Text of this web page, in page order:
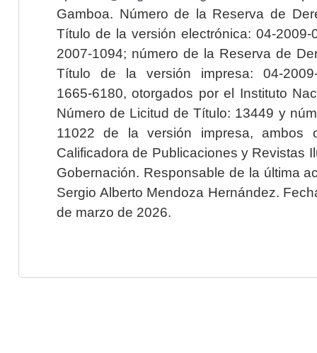
Gamboa. Número de la Reserva de
Título de la versión electrónica: 04-2009-
2007-1094; número de la Reserva de
Título de la versión impresa: 04-2009-
1665-6180, otorgados por el Instituto
Número de Licitud de Título: 13449 y
11022 de la versión impresa, ambos
Calificadora de Publicaciones y Revistas
Gobernación. Responsable de la última
Sergio Alberto Mendoza Hernández.
de marzo de 2026.